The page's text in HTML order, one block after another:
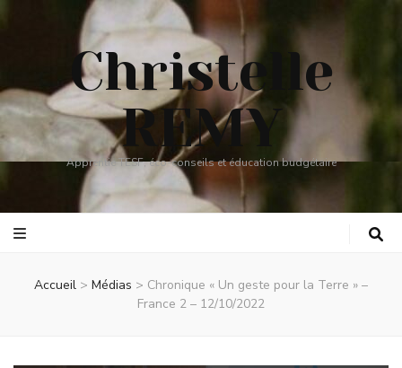
Christelle
REMY
Apprentie TESF, éco-conseils et éducation budgétaire
Accueil > Médias > Chronique « Un geste pour la Terre » –
France 2 – 12/10/2022